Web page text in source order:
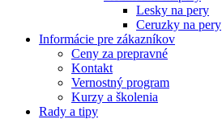
Lesky na pery
Ceruzky na pery
Informácie pre zákazníkov
Ceny za prepravné
Kontakt
Vernostný program
Kurzy a školenia
Rady a tipy